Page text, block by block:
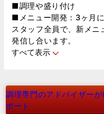
■調理や盛り付け
■メニュー開発：3ヶ月に
スタッフ全員で、新メ
発信し合います。
すべて表示
調理専門のアドバイザーが
ポート